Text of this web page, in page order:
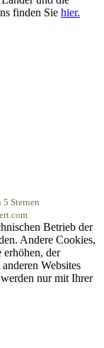
finden Sie hier.
5 Sternen
Betrieb der
Andere Cookies,
der
Websites
nur mit Ihrer